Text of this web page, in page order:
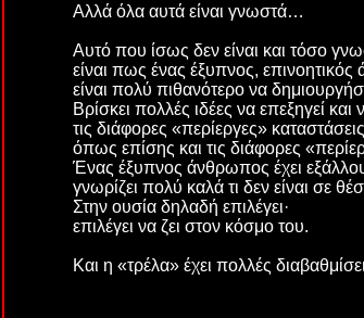
Αλλά όλα αυτά είναι γνωστά…
Αυτό που ίσως δεν είναι και τόσο
είναι πως ένας έξυπνος,
είναι πολύ πιθανότερο να
Βρίσκει πολλές ιδέες να επεξηγεί και
τις διάφορες «περίεργες»
όπως επίσης και τις διάφορες
Ένας έξυπνος άνθρωπος έχει
γνωρίζει πολύ καλά τι δεν είναι σε
Στην ουσία δηλαδή επιλέγει·
επιλέγει να ζει στον κόσμο του.
Και η «τρέλα» έχει πολλές